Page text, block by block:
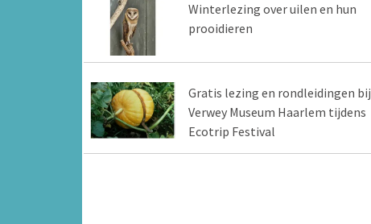
Winterlezing over uilen en hun
prooidieren
Gratis lezing en rondleidingen bij
Verwey Museum Haarlem tijdens
Ecotrip Festival